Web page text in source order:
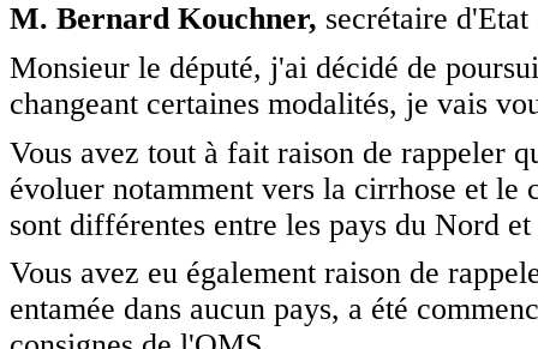
M. Bernard Kouchner, secrétaire d'Etat
Monsieur le député, j'ai décidé de
changeant certaines modalités, je vais
Vous avez tout à fait raison de rappeler
évoluer notamment vers la cirrhose et le
sont différentes entre les pays du Nord
Vous avez eu également raison de
entamée dans aucun pays, a été